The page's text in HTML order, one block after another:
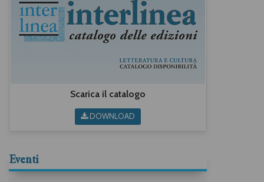
Scarica il catalogo
DOWNLOAD
Eventi